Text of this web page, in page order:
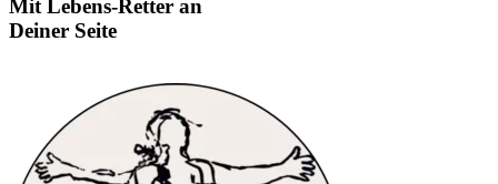
Mit Lebens-Retter an
Deiner Seite